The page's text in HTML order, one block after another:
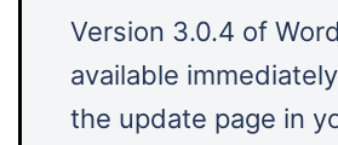
Version 3.0.4 of
available
the update page in